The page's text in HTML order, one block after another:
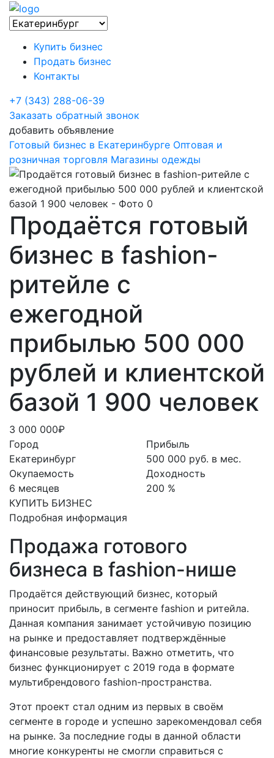
Купить бизнес
Продать бизнес
Контакты
+7 (343) 288-06-39
Заказать обратный звонок
добавить объявление
Готовый бизнес в Екатеринбурге Оптовая и
розничная торговля Магазины одежды
Продаётся готовый
бизнес в fashion-
ритейле с
ежегодной
прибылью 500 000
рублей и клиентской
базой 1 900 человек
3 000 000₽
Город
Екатеринбург
Окупаемость
6 месяцев
КУПИТЬ БИЗНЕС
Прибыль
500 000 руб. в мес.
Доходность
200 %
Подробная информация
Продажа готового
бизнеса в fashion-нише
Продаётся действующий бизнес, который
приносит прибыль, в сегменте fashion и ритейла.
Данная компания занимает устойчивую позицию
на рынке и предоставляет подтверждённые
финансовые результаты. Важно отметить, что
бизнес функционирует с 2019 года в формате
мультибрендового fashion-пространства.
Этот проект стал одним из первых в своём
сегменте в городе и успешно зарекомендовал себя
на рынке. За последние годы в данной области
многие конкуренты не смогли справиться с